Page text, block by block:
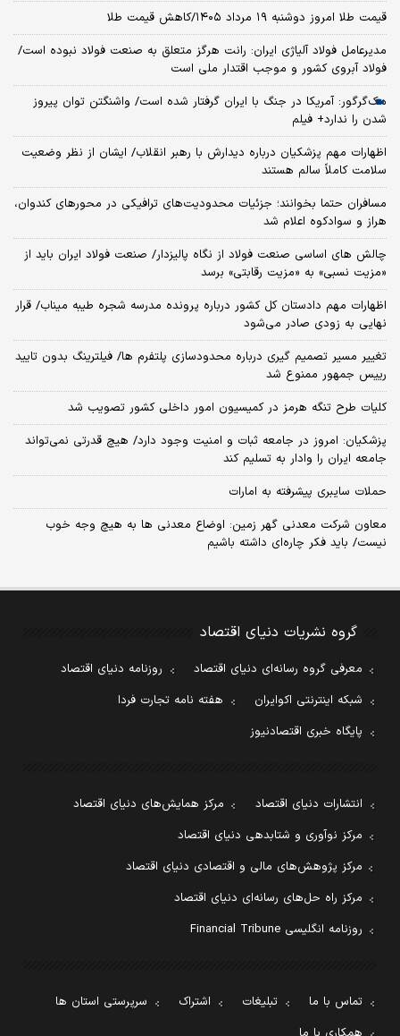
قیمت طلا امروز دوشنبه ۱۹ مرداد ۱۴۰۵/کاهش قیمت طلا
مدیرعامل فولاد آلیاژی ایران: رانت هرگز متعلق به صنعت فولاد نبوده است/
فولاد آبروی کشور و موجب اقتدار ملی است
مک‌گرگور: آمریکا در جنگ با ایران گرفتار شده است/ واشنگتن توان پیروز
شدن را ندارد+ فیلم
اظهارات مهم پزشکیان درباره دیدارش با رهبر انقلاب/ ایشان از نظر وضعیت
سلامت کاملاً سالم هستند
مسافران حتما بخوانند؛ جزئیات محدودیت‌های ترافیکی در محورهای کندوان،
هراز و سوادکوه اعلام شد
چالش‌ های اساسی صنعت فولاد از نگاه پالیزدار/ صنعت فولاد ایران باید از
«مزیت نسبی» به «مزیت رقابتی» برسد
اظهارات مهم دادستان کل کشور درباره پرونده مدرسه شجره طیبه میناب/ قرار
نهایی به زودی صادر می‌شود
تغییر مسیر تصمیم گیری درباره محدودسازی پلتفرم ها/ فیلترینگ بدون تایید
رییس جمهور ممنوع شد
کلیات طرح تنگه هرمز در کمیسیون امور داخلی کشور تصویب شد
پزشکیان: امروز در جامعه ثبات و امنیت وجود دارد/ هیچ قدرتی نمی‌تواند
جامعه ایران را وادار به تسلیم کند
حملات سایبری پیشرفته به امارات
معاون شرکت معدنی گهر زمین: اوضاع معدنی‌ ها به هیچ وجه خوب
نیست/ باید فکر چاره‌ای داشته باشیم
گروه نشریات دنیای اقتصاد
معرفی گروه رسانه‌ای دنیای اقتصاد
روزنامه دنیای اقتصاد
شبکه اینترنتی اکوایران
هفته نامه تجارت فردا
پایگاه خبری اقتصادنیوز
انتشارات دنیای اقتصاد
مرکز همایش‌های دنیای اقتصاد
مرکز نوآوری و شتابدهی دنیای اقتصاد
مرکز پژوهش‌های مالی و اقتصادی دنیای اقتصاد
مرکز راه حل‌های رسانه‌ای دنیای اقتصاد
روزنامه انگلیسی Financial Tribune
تماس با ما تبلیغات اشتراک
سرپرستی استان ها